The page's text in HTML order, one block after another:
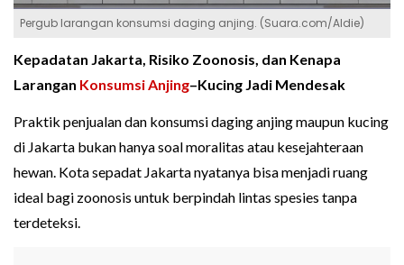
Pergub larangan konsumsi daging anjing. (Suara.com/Aldie)
Kepadatan Jakarta, Risiko Zoonosis, dan Kenapa
Larangan Konsumsi Anjing–Kucing Jadi Mendesak
Praktik penjualan dan konsumsi daging anjing maupun kucing
di Jakarta bukan hanya soal moralitas atau kesejahteraan
hewan. Kota sepadat Jakarta nyatanya bisa menjadi ruang
ideal bagi zoonosis untuk berpindah lintas spesies tanpa
terdeteksi.